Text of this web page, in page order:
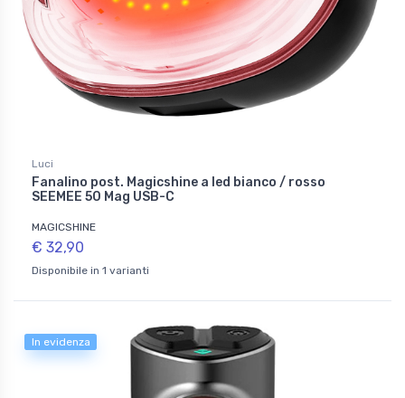
Luci
Fanalino post. Magicshine a led bianco / rosso
SEEMEE 50 Mag USB-C
MAGICSHINE
€ 32,90
Disponibile in 1 varianti
In evidenza